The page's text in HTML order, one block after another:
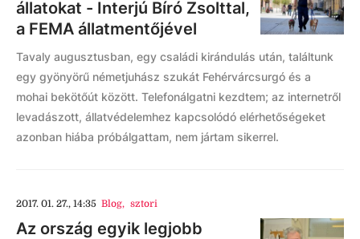
állatokat - Interjú Bíró Zsolttal,
a FEMA állatmentőjével
Tavaly augusztusban, egy családi kirándulás után, találtunk
egy gyönyörű németjuhász szukát Fehérvárcsurgó és a
mohai bekötőút között. Telefonálgatni kezdtem; az internetről
levadászott, állatvédelemhez kapcsolódó elérhetőségeket
azonban hiába próbálgattam, nem jártam sikerrel.
2017. 01. 27., 14:35 Blog, sztori
Az ország egyik legjobb